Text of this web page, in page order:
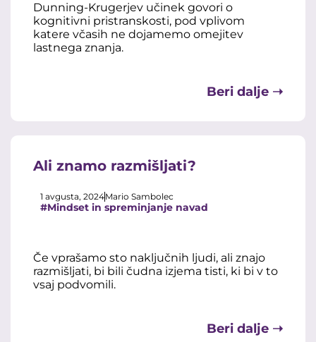
Dunning-Krugerjev učinek govori o
kognitivni pristranskosti, pod vplivom
katere včasih ne dojamemo omejitev
lastnega znanja.
Beri dalje ➝
Ali znamo razmišljati?
1 avgusta, 2024Mario Sambolec
#Mindset in spreminjanje navad
Če vprašamo sto naključnih ljudi, ali znajo
razmišljati, bi bili čudna izjema tisti, ki bi v to
vsaj podvomili.
Beri dalje ➝